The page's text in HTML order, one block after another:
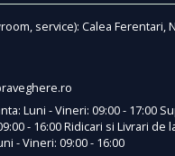
service): Calea Ferentari,
Luni - Vineri: 09:00 - 17:00
- 16:00 Ridicari si Livrari de
- Vineri: 09:00 - 16:00